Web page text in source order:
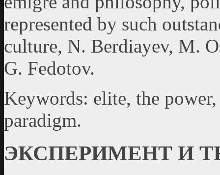
represented by such
culture, N. Berdiayev, М.
G. Fedotov.
Keywords: elite, the
paradigm.
ЭКСПЕРИМЕНТ И